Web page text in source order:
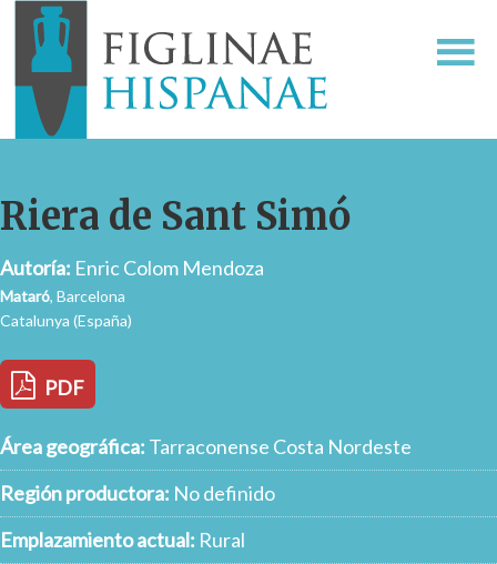
Riera de Sant Simó
Autoría: Enric Colom Mendoza
Mataró, Barcelona
Catalunya (España)
PDF
Área geográfica: Tarraconense Costa Nordeste
Región productora: No definido
Emplazamiento actual: Rural